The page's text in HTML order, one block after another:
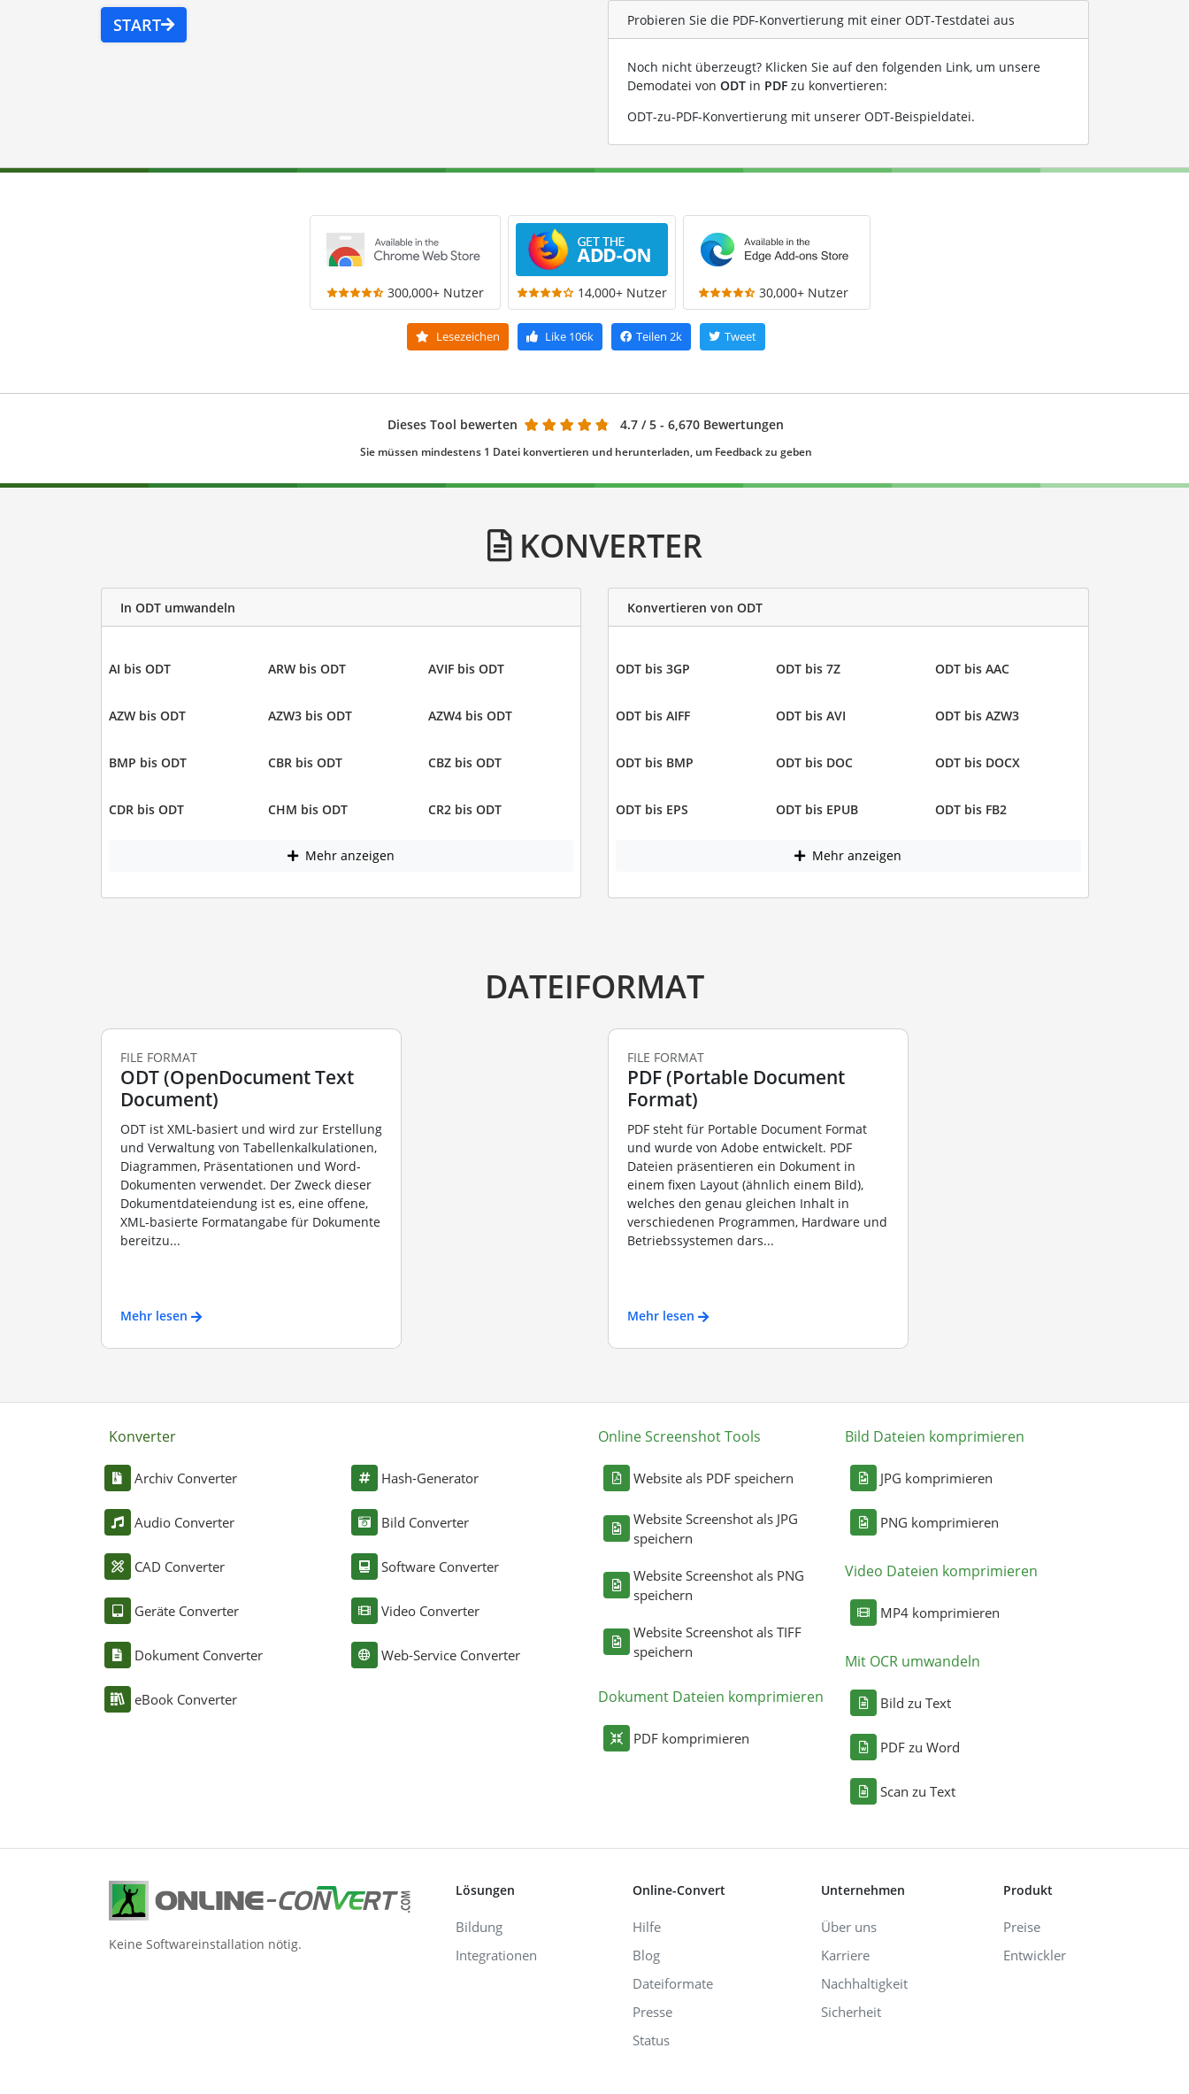
START Probieren Sie die PDF-Konvertierung mit einer ODT-Testdatei aus
Noch nicht überzeugt? Klicken Sie auf den folgenden Link, um unsere
Demodatei von ODT in PDF zu konvertieren:
ODT-zu-PDF-Konvertierung mit unserer ODT-Beispieldatei.
300,000+ Nutzer 14,000+ Nutzer 30,000+ Nutzer
Lesezeichen Like106k Teilen 2k Tweet
Dieses Tool bewerten 4.7 / 5 - 6,670 Bewertungen
Sie müssen mindestens 1 Datei konvertieren und herunterladen, um Feedback zu geben
KONVERTER
In ODT umwandeln
AI bis ODT ARW bis ODT AVIF bis ODT
AZW bis ODT AZW3 bis ODT AZW4 bis ODT
BMP bis ODT CBR bis ODT CBZ bis ODT
CDR bis ODT CHM bis ODT CR2 bis ODT
Mehr anzeigen
Konvertieren von ODT
ODT bis 3GP ODT bis 7Z ODT bis AAC
ODT bis AIFF ODT bis AVI ODT bis AZW3
ODT bis BMP ODT bis DOC ODT bis DOCX
ODT bis EPS ODT bis EPUB ODT bis FB2
Mehr anzeigen
DATEIFORMAT
FILE FORMAT
ODT (OpenDocument Text
Document)
ODT ist XML-basiert und wird zur Erstellung
und Verwaltung von Tabellenkalkulationen,
Diagrammen, Präsentationen und Word-
Dokumenten verwendet. Der Zweck dieser
Dokumentdateiendung ist es, eine offene,
XML-basierte Formatangabe für Dokumente
bereitzu...
Mehr lesen
FILE FORMAT
PDF (Portable Document
Format)
PDF steht für Portable Document Format
und wurde von Adobe entwickelt. PDF
Dateien präsentieren ein Dokument in
einem fixen Layout (ähnlich einem Bild),
welches den genau gleichen Inhalt in
verschiedenen Programmen, Hardware und
Betriebssystemen dars...
Mehr lesen
Konverter
Archiv Converter
Audio Converter
CAD Converter
Geräte Converter
Dokument Converter
eBook Converter
Hash-Generator
Bild Converter
Software Converter
Video Converter
Web-Service Converter
Online Screenshot Tools
Website als PDF speichern
Website Screenshot als JPG
speichern
Website Screenshot als PNG
speichern
Website Screenshot als TIFF
speichern
Dokument Dateien komprimieren
PDF komprimieren
Bild Dateien komprimieren
JPG komprimieren
PNG komprimieren
Video Dateien komprimieren
MP4 komprimieren
Mit OCR umwandeln
Bild zu Text
PDF zu Word
Scan zu Text
Keine Softwareinstallation nötig.
Lösungen
Bildung
Integrationen
Online-Convert
Hilfe
Blog
Dateiformate
Presse
Status
Unternehmen
Über uns
Karriere
Nachhaltigkeit
Sicherheit
Produkt
Preise
Entwickler